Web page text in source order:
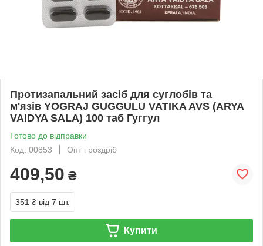
Протизапальний засіб для суглобів та
м'язів YOGRAJ GUGGULU VATIKA AVS (ARYA
VAIDYA SALA) 100 таб Гуггул
Готово до відправки
Код: 00853
Опт і роздріб
409,50 ₴
351 ₴ від 7 шт.
Купити